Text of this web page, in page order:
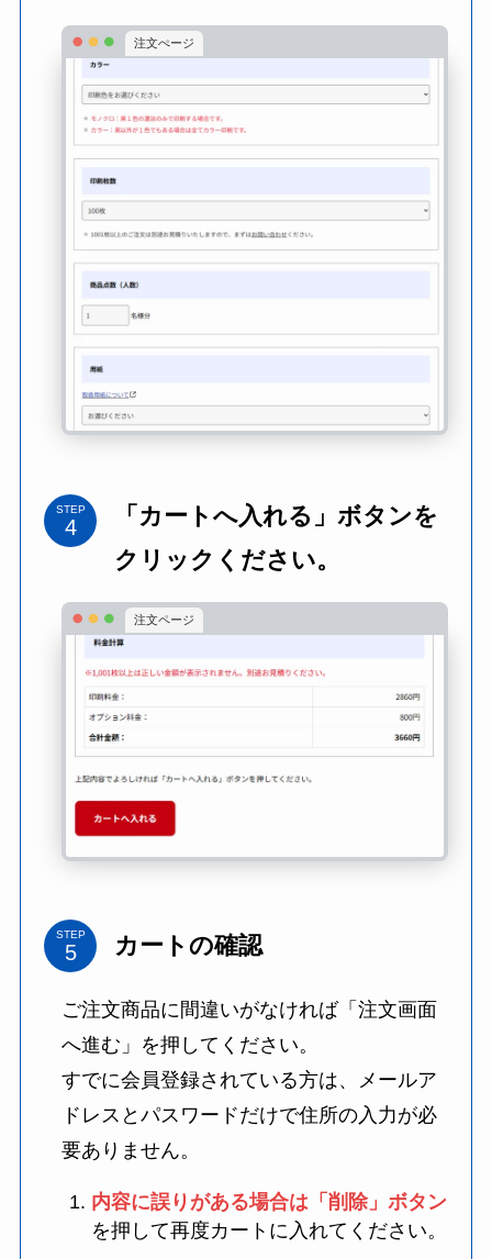
注文ぺージ
STEP
「カートへ入れる」ボタンを
クリックください。
注文ページ
STEP カートの確認
ご注文商品に間違いがなければ「注文画面
へ進む」を押してください。
すでに会員登録されている方は、メールア
ドレスとパスワードだけで住所の入力が必
要ありません。
内容に誤りがある場合は「削除」ボタン
を押して再度カートに入れてください。